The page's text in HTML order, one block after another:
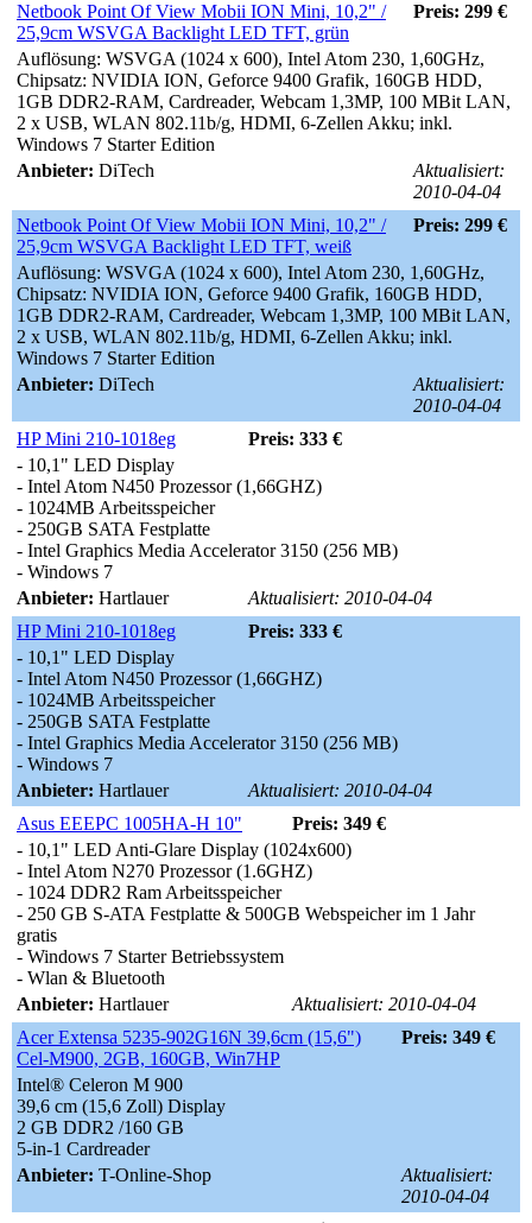
Netbook Point Of View Mobii ION Mini, 10,2" /
25,9cm WSVGA Backlight LED TFT, grün
Preis: 299 €
Auflösung: WSVGA (1024 x 600), Intel Atom 230, 1,60GHz,
Chipsatz: NVIDIA ION, Geforce 9400 Grafik, 160GB HDD,
1GB DDR2-RAM, Cardreader, Webcam 1,3MP, 100 MBit LAN,
2 x USB, WLAN 802.11b/g, HDMI, 6-Zellen Akku; inkl.
Windows 7 Starter Edition
Anbieter: DiTech
Aktualisiert:
2010-04-04
Netbook Point Of View Mobii ION Mini, 10,2" /
25,9cm WSVGA Backlight LED TFT, weiß
Preis: 299 €
Auflösung: WSVGA (1024 x 600), Intel Atom 230, 1,60GHz,
Chipsatz: NVIDIA ION, Geforce 9400 Grafik, 160GB HDD,
1GB DDR2-RAM, Cardreader, Webcam 1,3MP, 100 MBit LAN,
2 x USB, WLAN 802.11b/g, HDMI, 6-Zellen Akku; inkl.
Windows 7 Starter Edition
Anbieter: DiTech
Aktualisiert:
2010-04-04
HP Mini 210-1018eg
Preis: 333 €
- 10,1" LED Display
- Intel Atom N450 Prozessor (1,66GHZ)
- 1024MB Arbeitsspeicher
- 250GB SATA Festplatte
- Intel Graphics Media Accelerator 3150 (256 MB)
- Windows 7
Anbieter: Hartlauer
Aktualisiert: 2010-04-04
HP Mini 210-1018eg
Preis: 333 €
- 10,1" LED Display
- Intel Atom N450 Prozessor (1,66GHZ)
- 1024MB Arbeitsspeicher
- 250GB SATA Festplatte
- Intel Graphics Media Accelerator 3150 (256 MB)
- Windows 7
Anbieter: Hartlauer
Aktualisiert: 2010-04-04
Asus EEEPC 1005HA-H 10"
Preis: 349 €
- 10,1" LED Anti-Glare Display (1024x600)
- Intel Atom N270 Prozessor (1.6GHZ)
- 1024 DDR2 Ram Arbeitsspeicher
- 250 GB S-ATA Festplatte & 500GB Webspeicher im 1 Jahr
gratis
- Windows 7 Starter Betriebssystem
- Wlan & Bluetooth
Anbieter: Hartlauer
Aktualisiert: 2010-04-04
Acer Extensa 5235-902G16N 39,6cm (15,6")
Cel-M900, 2GB, 160GB, Win7HP
Preis: 349 €
Intel® Celeron M 900
39,6 cm (15,6 Zoll) Display
2 GB DDR2 /160 GB
5-in-1 Cardreader
Anbieter: T-Online-Shop
Aktualisiert:
2010-04-04